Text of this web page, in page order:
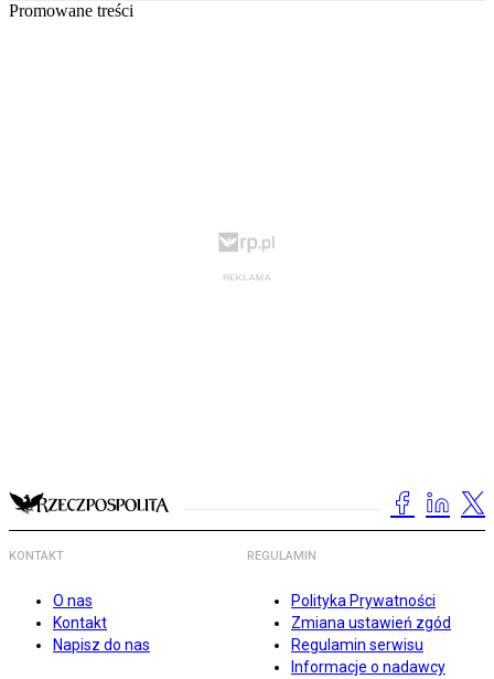
Promowane treści
KONTAKT
O nas
Kontakt
Napisz do nas
REGULAMIN
Polityka Prywatności
Zmiana ustawień zgód
Regulamin serwisu
Informacje o nadawcy